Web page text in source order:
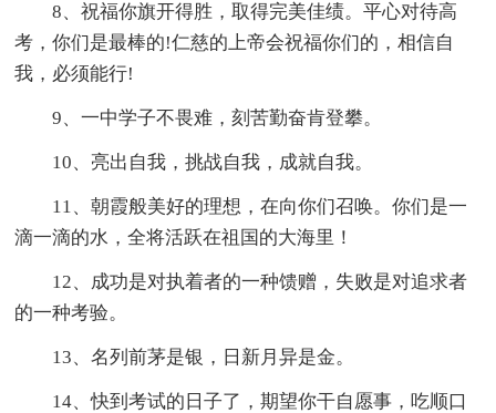
8、祝福你旗开得胜，取得完美佳绩。平心对待高
考，你们是最棒的!仁慈的上帝会祝福你们的，相信自
我，必须能行!
9、一中学子不畏难，刻苦勤奋肯登攀。
10、亮出自我，挑战自我，成就自我。
11、朝霞般美好的理想，在向你们召唤。你们是一
滴一滴的水，全将活跃在祖国的大海里！
12、成功是对执着者的一种馈赠，失败是对追求者
的一种考验。
13、名列前茅是银，日新月异是金。
14、快到考试的日子了，期望你干自愿事，吃顺口